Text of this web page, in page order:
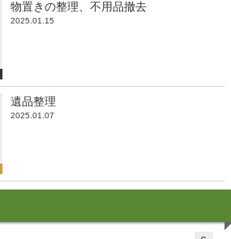
物置きの整理、不用品撤去
2025.01.15
遺品整理
2025.01.07